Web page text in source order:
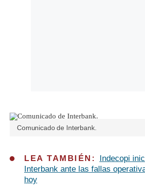
Comunicado de Interbank.
LEA TAMBIÉN:
Indecopi
Interbank ante las fallas
hoy